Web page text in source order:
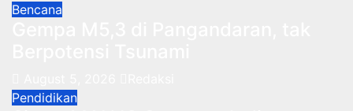
Bencana
Pendidikan